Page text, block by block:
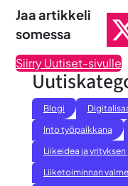
Jaa artikkeli
somessa
Siirry Uutiset-sivulle
Blogi
Into työpaikkana
Liikeidea ja
Liiketoiminnan